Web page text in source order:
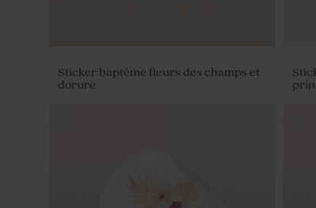
avec marbrure or 1 kg (± 1120 ex)
Sticker baptême fleurs des champs et
dorure